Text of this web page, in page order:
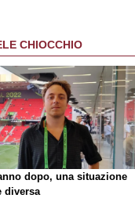
CHIOCCHIO
dopo, una situazione
diversa